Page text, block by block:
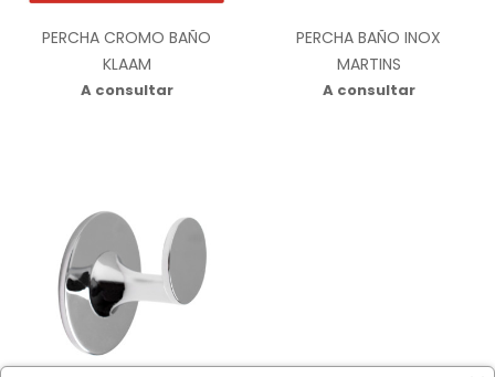
PERCHA CROMO BAÑO
KLAAM
A consultar
PERCHA BAÑO INOX
MARTINS
A consultar